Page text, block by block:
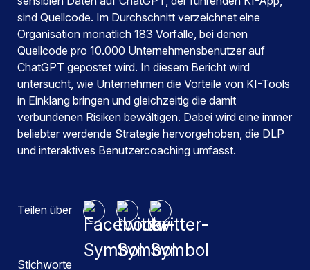
sind Quellcode. Im Durchschnitt verzeichnet eine
Organisation monatlich 183 Vorfälle, bei denen
Quellcode pro 10.000 Unternehmensbenutzer auf
ChatGPT gepostet wird. In diesem Bericht wird
untersucht, wie Unternehmen die Vorteile von KI-Tools
in Einklang bringen und gleichzeitig die damit
verbundenen Risiken bewältigen. Dabei wird eine immer
beliebter werdende Strategie hervorgehoben, die DLP
und interaktives Benutzercoaching umfasst.
Teilen über
Stichworte